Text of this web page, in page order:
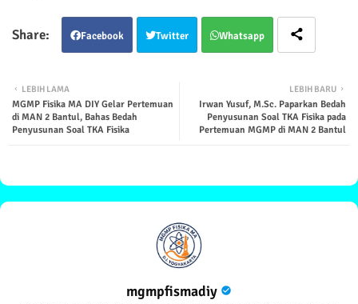
Facebook Twitter Whatsapp
LEBIH BARU
Irwan Yusuf, M.Sc. Paparkan Bedah
Penyusunan Soal TKA Fisika pada
Pertemuan MGMP di MAN 2 Bantul
LEBIH LAMA
MGMP Fisika MA DIY Gelar Pertemuan
di MAN 2 Bantul, Bahas Bedah
Penyusunan Soal TKA Fisika
mgmpfismadiy